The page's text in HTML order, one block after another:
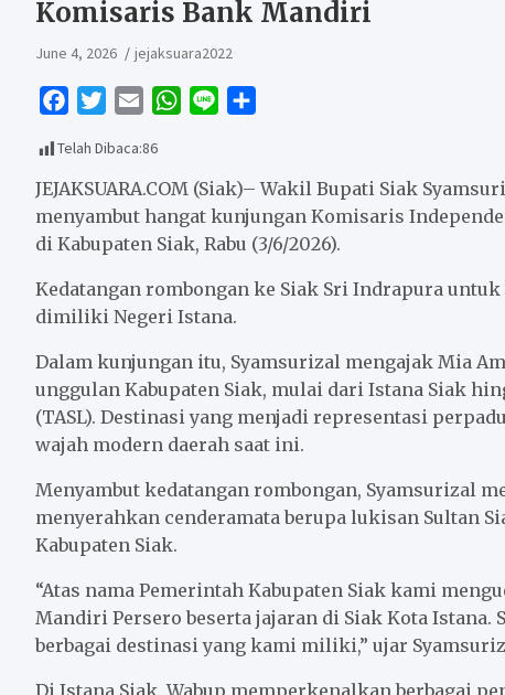
Komisaris Bank Mandiri
June 4, 2026 jejaksuara2022
c
e
b
o
k
i
t
t
e
a
i
l
W
t
s
A
p
e
r
e
Telah Dibaca:86
JEJAKSUARA.COM (Siak)– Wakil Bupati Siak
menyambut hangat kunjungan Komisaris
di Kabupaten Siak, Rabu (3/6/2026).
Kedatangan rombongan ke Siak Sri Indrapura
dimiliki Negeri Istana.
Dalam kunjungan itu, Syamsurizal mengajak Mia
unggulan Kabupaten Siak, mulai dari Istana Siak
(TASL). Destinasi yang menjadi representasi
wajah modern daerah saat ini.
Menyambut kedatangan rombongan, Syamsurizal
menyerahkan cenderamata berupa lukisan Sultan
Kabupaten Siak.
“Atas nama Pemerintah Kabupaten Siak kami
Mandiri Persero beserta jajaran di Siak Kota Istana.
berbagai destinasi yang kami miliki,” ujar